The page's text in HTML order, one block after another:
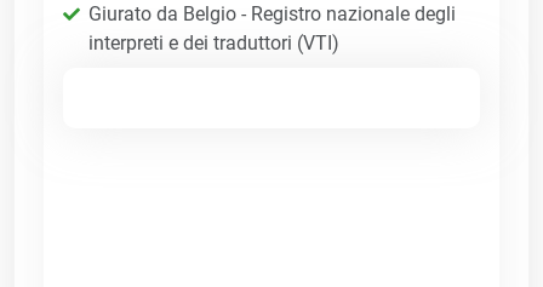
Giurato da Belgio - Registro nazionale degli
interpreti e dei traduttori (VTI)